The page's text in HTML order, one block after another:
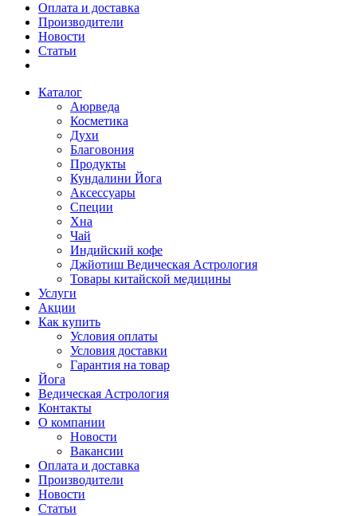
Оплата и доставка
Производители
Новости
Статьи
Каталог
Аюрведа
Косметика
Духи
Благовония
Продукты
Кундалини Йога
Аксессуары
Специи
Хна
Чай
Индийский кофе
Джйотиш Ведическая Астрология
Товары китайской медицины
Услуги
Акции
Как купить
Условия оплаты
Условия доставки
Гарантия на товар
Йога
Ведическая Астрология
Контакты
О компании
Новости
Вакансии
Оплата и доставка
Производители
Новости
Статьи